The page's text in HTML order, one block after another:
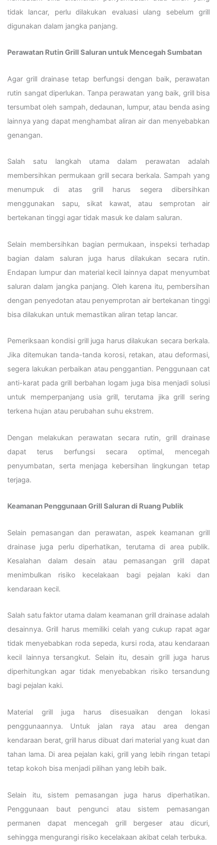
tidak lancar, perlu dilakukan evaluasi ulang sebelum grill
digunakan dalam jangka panjang.
Perawatan Rutin Grill Saluran untuk Mencegah Sumbatan
Agar grill drainase tetap berfungsi dengan baik, perawatan
rutin sangat diperlukan. Tanpa perawatan yang baik, grill bisa
tersumbat oleh sampah, dedaunan, lumpur, atau benda asing
lainnya yang dapat menghambat aliran air dan menyebabkan
genangan.
Salah satu langkah utama dalam perawatan adalah
membersihkan permukaan grill secara berkala. Sampah yang
menumpuk di atas grill harus segera dibersihkan
menggunakan sapu, sikat kawat, atau semprotan air
bertekanan tinggi agar tidak masuk ke dalam saluran.
Selain membersihkan bagian permukaan, inspeksi terhadap
bagian dalam saluran juga harus dilakukan secara rutin.
Endapan lumpur dan material kecil lainnya dapat menyumbat
saluran dalam jangka panjang. Oleh karena itu, pembersihan
dengan penyedotan atau penyemprotan air bertekanan tinggi
bisa dilakukan untuk memastikan aliran tetap lancar.
Pemeriksaan kondisi grill juga harus dilakukan secara berkala.
Jika ditemukan tanda-tanda korosi, retakan, atau deformasi,
segera lakukan perbaikan atau penggantian. Penggunaan cat
anti-karat pada grill berbahan logam juga bisa menjadi solusi
untuk memperpanjang usia grill, terutama jika grill sering
terkena hujan atau perubahan suhu ekstrem.
Dengan melakukan perawatan secara rutin, grill drainase
dapat terus berfungsi secara optimal, mencegah
penyumbatan, serta menjaga kebersihan lingkungan tetap
terjaga.
Keamanan Penggunaan Grill Saluran di Ruang Publik
Selain pemasangan dan perawatan, aspek keamanan grill
drainase juga perlu diperhatikan, terutama di area publik.
Kesalahan dalam desain atau pemasangan grill dapat
menimbulkan risiko kecelakaan bagi pejalan kaki dan
kendaraan kecil.
Salah satu faktor utama dalam keamanan grill drainase adalah
desainnya. Grill harus memiliki celah yang cukup rapat agar
tidak menyebabkan roda sepeda, kursi roda, atau kendaraan
kecil lainnya tersangkut. Selain itu, desain grill juga harus
diperhitungkan agar tidak menyebabkan risiko tersandung
bagi pejalan kaki.
Material grill juga harus disesuaikan dengan lokasi
penggunaannya. Untuk jalan raya atau area dengan
kendaraan berat, grill harus dibuat dari material yang kuat dan
tahan lama. Di area pejalan kaki, grill yang lebih ringan tetapi
tetap kokoh bisa menjadi pilihan yang lebih baik.
Selain itu, sistem pemasangan juga harus diperhatikan.
Penggunaan baut pengunci atau sistem pemasangan
permanen dapat mencegah grill bergeser atau dicuri,
sehingga mengurangi risiko kecelakaan akibat celah terbuka.